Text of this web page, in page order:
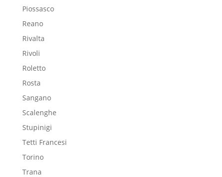
Piossasco
Reano
Rivalta
Rivoli
Roletto
Rosta
Sangano
Scalenghe
Stupinigi
Tetti Francesi
Torino
Trana